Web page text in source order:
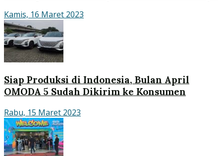
Kamis, 16 Maret 2023
Siap Produksi di Indonesia, Bulan April
OMODA 5 Sudah Dikirim ke Konsumen
Rabu, 15 Maret 2023